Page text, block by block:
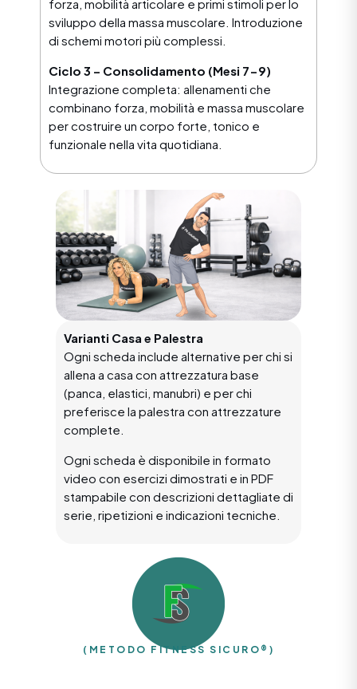
forza, mobilità articolare e primi stimoli per lo
sviluppo della massa muscolare. Introduzione
di schemi motori più complessi.
Ciclo 3 – Consolidamento (Mesi 7-9)
Integrazione completa: allenamenti che
combinano forza, mobilità e massa muscolare
per costruire un corpo forte, tonico e
funzionale nella vita quotidiana.
Varianti Casa e Palestra
Ogni scheda include alternative per chi si
allena a casa con attrezzatura base
(panca, elastici, manubri) e per chi
preferisce la palestra con attrezzature
complete.
Ogni scheda è disponibile in formato
video con esercizi dimostrati e in PDF
stampabile con descrizioni dettagliate di
serie, ripetizioni e indicazioni tecniche.
(METODO FITNESS SICURO®)